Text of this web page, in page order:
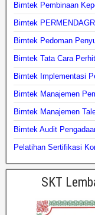
Bimtek Pembinaan
Bimtek
Bimtek Pedoman
Bimtek Tata Cara
Bimtek Implementasi
Bimtek Manajemen
Bimtek Manajemen
Bimtek Audit
Pelatihan Sertifikasi
SKT